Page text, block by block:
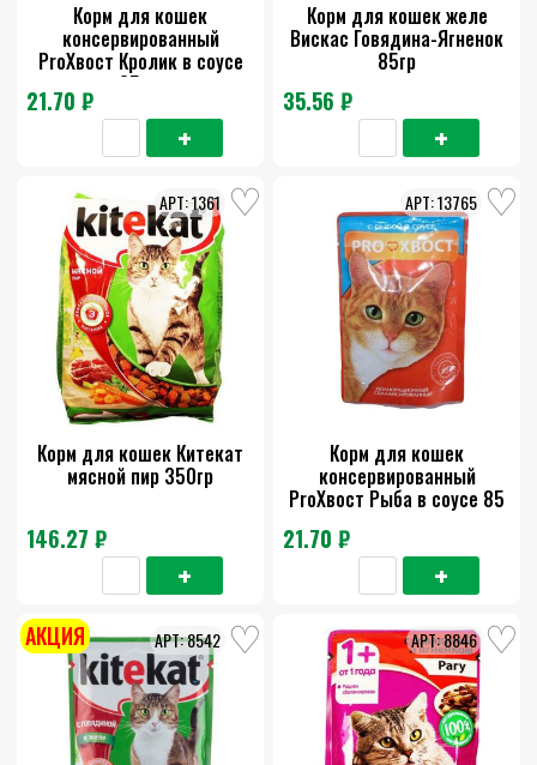
Корм для кошек
консервированный
ProХвост Кролик в соусе
85 гр
21.70 ₽
Корм для кошек желе
Вискас Говядина-Ягненок
85гр
35.56 ₽
Корм для кошек Китекат
мясной пир 350гр
146.27 ₽
1361
Корм для кошек
консервированный
ProХвост Рыба в соусе 85
21.70 ₽
13765
8542
АКЦИЯ 8846